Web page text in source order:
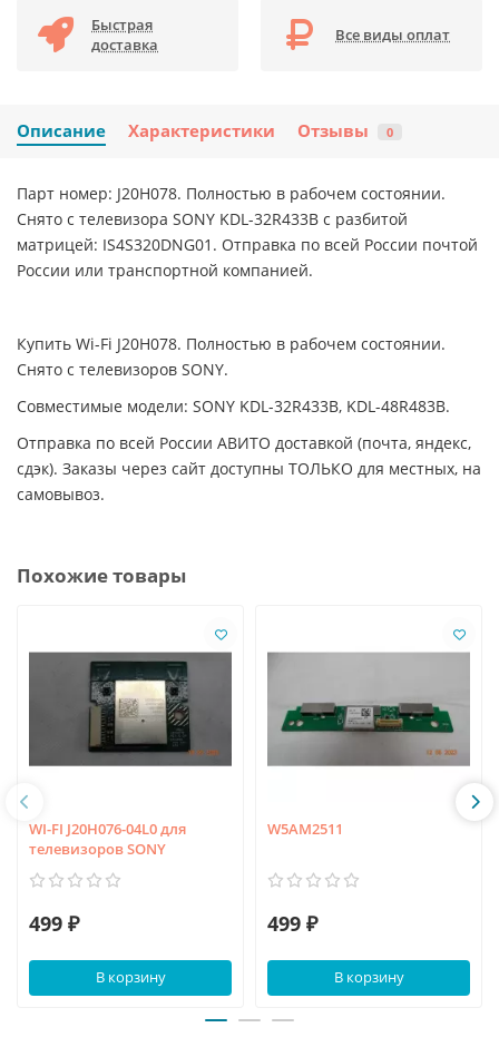
Быстрая
доставка
Все виды оплат
Описание Характеристики Отзывы 0
Парт номер: J20H078. Полностью в рабочем состоянии.
Снято с телевизора SONY KDL-32R433B с разбитой
матрицей: IS4S320DNG01. Отправка по всей России почтой
России или транспортной компанией.
Купить Wi-Fi J20H078. Полностью в рабочем состоянии.
Снято с телевизоров SONY.
Совместимые модели: SONY KDL-32R433B, KDL-48R483B.
Отправка по всей России АВИТО доставкой (почта, яндекс,
сдэк). Заказы через сайт доступны ТОЛЬКО для местных, на
самовывоз.
Похожие товары
WI-FI J20H076-04L0 для
телевизоров SONY
499 ₽
В корзину
W5AM2511
499 ₽
В корзину